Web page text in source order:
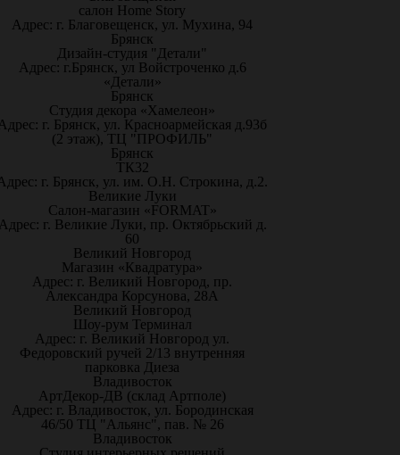
салон Home Story
Адрес: г. Благовещенск, ул. Мухина, 94
Брянск
Дизайн-студия "Детали"
Адрес: г.Брянск, ул Войстроченко д.6
«Детали»
Брянск
Студия декора «Хамелеон»
г. Брянск, ул. Красноармейская д.93б
(2 этаж), ТЦ "ПРОФИЛЬ"
Брянск
ТК32
г. Брянск, ул. им. О.Н. Строкина, д.2.
Великие Луки
Салон-магазин «FORMAT»
г. Великие Луки, пр. Октябрьский д.
60
Великий Новгород
Магазин «Квадратура»
Адрес: г. Великий Новгород, пр.
Александра Корсунова, 28А
Великий Новгород
Шоу-рум Терминал
Адрес: г. Великий Новгород ул.
Федоровский ручей 2/13 внутренняя
парковка Диеза
Владивосток
АртДекор-ДВ (склад Артполе)
Адрес: г. Владивосток, ул. Бородинская
46/50 ТЦ "Альянс", пав. № 26
Владивосток